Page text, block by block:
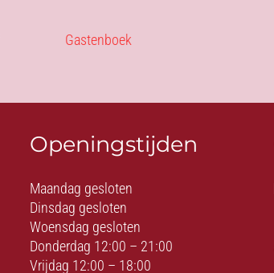
Gastenboek
Openingstijden
Maandag gesloten
Dinsdag gesloten
Woensdag gesloten
Donderdag 12:00 – 21:00
Vrijdag 12:00 – 18:00